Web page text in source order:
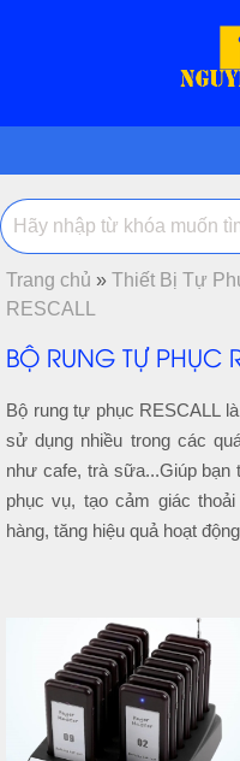
Trang chủ » Thiết Bị Tự
RESCALL
BỘ RUNG TỰ PHỤC
Bộ rung tự phục RESCALL
sử dụng nhiều trong các
như cafe, trà sữa...Giúp
phục vụ, tạo cảm giác
hàng, tăng hiệu quả hoạt